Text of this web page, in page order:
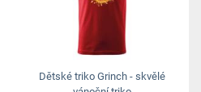
Dětské triko Grinch - skvělé